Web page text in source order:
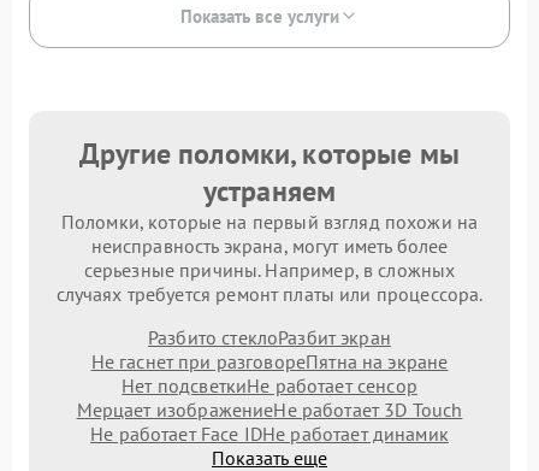
Показать все услуги
Другие поломки, которые мы
устраняем
Поломки, которые на первый взгляд похожи на
неисправность экрана, могут иметь более
серьезные причины. Например, в сложных
случаях требуется ремонт платы или процессора.
Разбито стеклоРазбит экран
Не гаснет при разговореПятна на экране
Нет подсветкиНе работает сенсор
Мерцает изображениеНе работает 3D Touch
Не работает Face IDНе работает динамик
Показать еще